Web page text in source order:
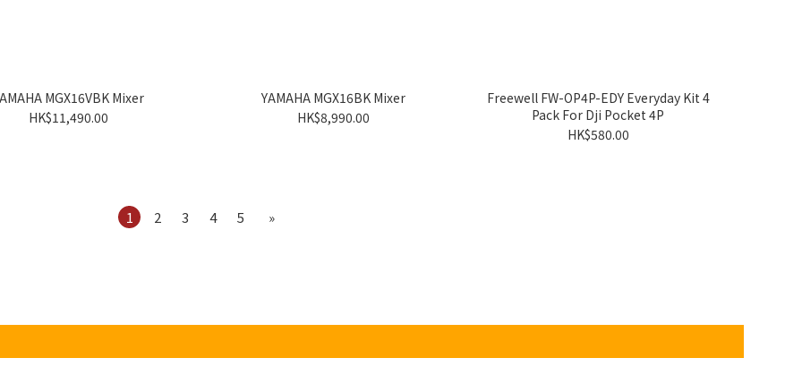
MGX16VBK Mixer
HK$11,490.00
YAMAHA MGX16BK Mixer
HK$8,990.00
Freewell FW-OP4P-EDY Everyday Kit 4
Pack For Dji Pocket 4P
HK$580.00
1 2 3 4 5 »